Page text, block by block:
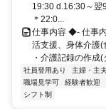
19:30 d.16:30～翌
＊22:0...
仕事内容 ◆- 仕事
活支援、身体介護
・介護記録の作
社員登用あり 主婦・主
職場見学可
経験者歓迎
シフト制